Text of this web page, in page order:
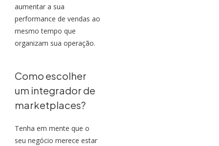
aumentar a sua
performance de vendas ao
mesmo tempo que
organizam sua operação.
Como escolher
um integrador de
marketplaces?
Tenha em mente que o
seu negócio merece estar